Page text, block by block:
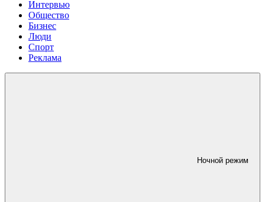
Интервью
Общество
Бизнес
Люди
Спорт
Реклама
Ночной режим